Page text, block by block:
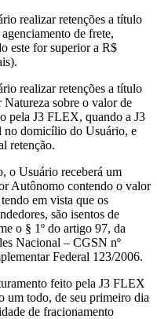
realizar retenções a título
de frete,
este for superior a R$
realizar retenções a título
sobre o valor de
pela J3 FLEX, quando a J3
domicílio do Usuário, e
retenção.
o Usuário receberá um
Autônomo contendo o valor
em vista que os
são isentos de
o § 1º do artigo 97, da
Nacional – CGSN nº
Federal 123/2006.
feito pela J3 FLEX
um todo, de seu primeiro dia
de fracionamento